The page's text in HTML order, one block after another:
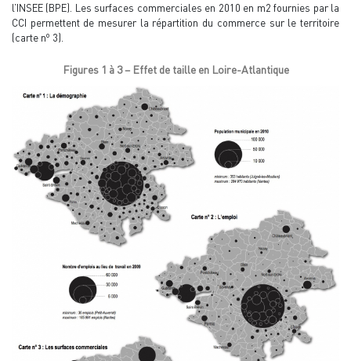
l’INSEE (BPE). Les surfaces commerciales en 2010 en m2 fournies par la
CCI permettent de mesurer la répartition du commerce sur le territoire
(carte no 3).
Figures 1 à 3 – Effet de taille en Loire-Atlantique